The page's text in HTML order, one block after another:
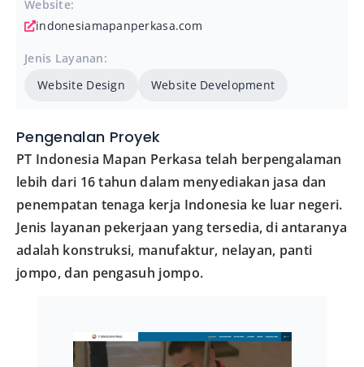
Website:
indonesiamapanperkasa.com
Jenis Layanan:
Website Design
Website Development
Pengenalan Proyek
PT Indonesia Mapan Perkasa telah berpengalaman
lebih dari 16 tahun dalam menyediakan jasa dan
penempatan tenaga kerja Indonesia ke luar negeri.
Jenis layanan pekerjaan yang tersedia, di antaranya
adalah konstruksi, manufaktur, nelayan, panti
jompo, dan pengasuh jompo.